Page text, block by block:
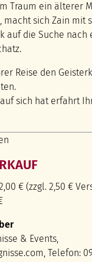
Traum ein älterer
macht sich Zain mit
auf die Suche nach
Reise den
sich hat erfahrt
€ (zzgl. 2,50 €
& Events,
Telefon: